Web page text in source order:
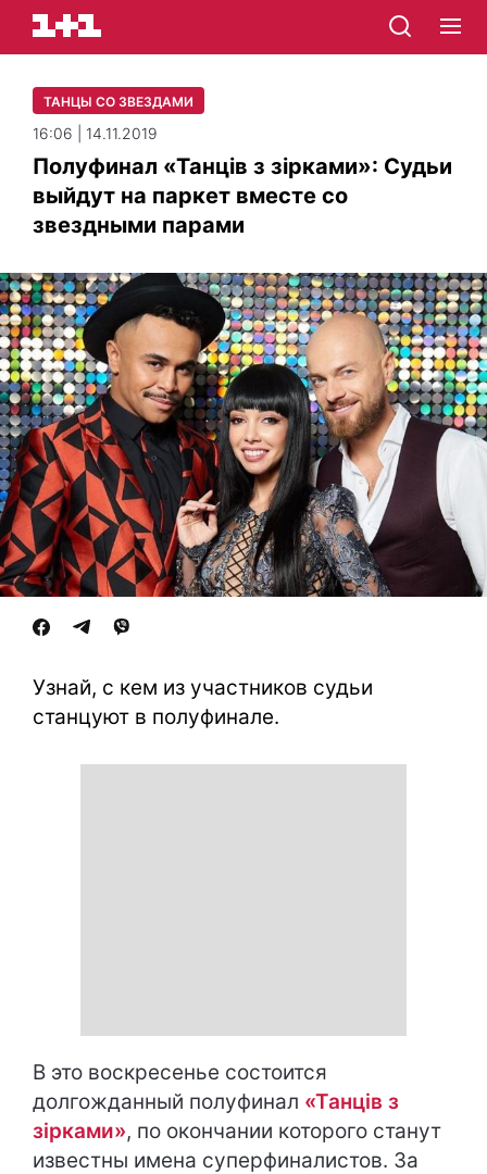
ТАНЦЫ СО ЗВЕЗДАМИ
16:06 | 14.11.2019
Полуфинал «Танців з зірками»: Судьи
выйдут на паркет вместе со
звездными парами
Узнай, с кем из участников судьи
станцуют в полуфинале.
В это воскресенье состоится
долгожданный полуфинал «Танців з
зірками», по окончании которого станут
известны имена суперфиналистов. За